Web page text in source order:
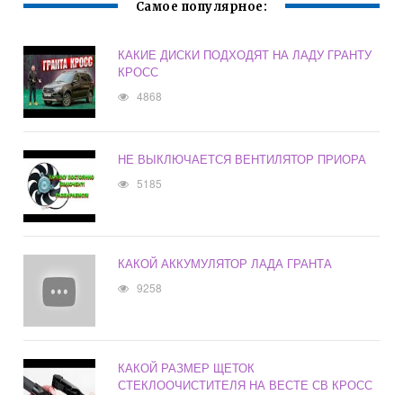
Самое популярное:
КАКИЕ ДИСКИ ПОДХОДЯТ НА ЛАДУ ГРАНТУ
КРОСС
4868
НЕ ВЫКЛЮЧАЕТСЯ ВЕНТИЛЯТОР ПРИОРА
5185
КАКОЙ АККУМУЛЯТОР ЛАДА ГРАНТА
9258
КАКОЙ РАЗМЕР ЩЕТОК
СТЕКЛООЧИСТИТЕЛЯ НА ВЕСТЕ СВ КРОСС